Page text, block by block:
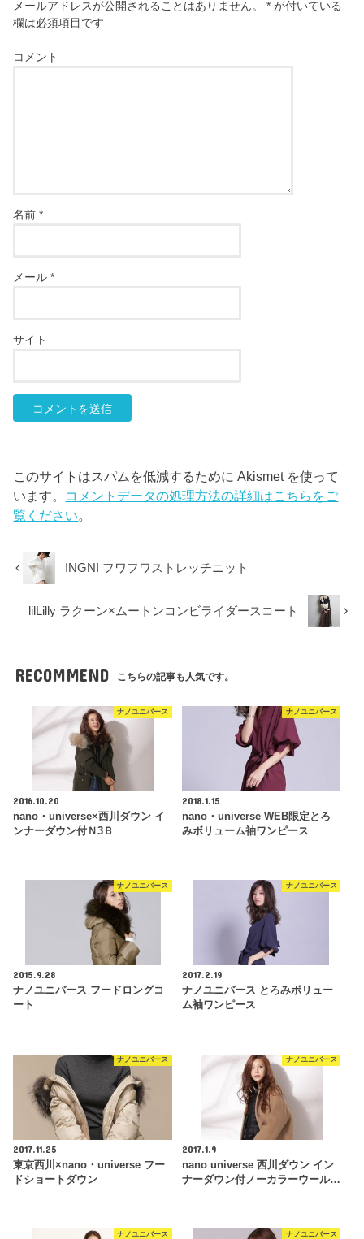
メールアドレスが公開されることはありません。 * が付いている
欄は必須項目です
コメント
名前*
メール*
サイト
このサイトはスパムを低減するために Akismet を使って
います。 コメントデータの処理方法の詳細はこちらをご
覧ください。
INGNI フワフワストレッチニット
lilLilly ラクーン×ムートンコンビライダースコート
RECOMMEND こちらの記事も人気です。
ナノユニバース
2016.10.20
nano・universe×西川ダウン イ
ンナーダウン付Ｎ3Ｂ
ナノユニバース
2018.1.15
nano・universe WEB限定とろ
みボリューム袖ワンピース
ナノユニバース
2015.9.28
ナノユニバース フードロングコ
ート
ナノユニバース
2017.2.19
ナノユニバース とろみボリュー
ム袖ワンピース
ナノユニバース
2017.11.25
東京西川×nano・universe フー
ドショートダウン
ナノユニバース
2017.1.9
nano universe 西川ダウン イン
ナーダウン付ノーカラーウール…
ナノユニバース ナノユニバース